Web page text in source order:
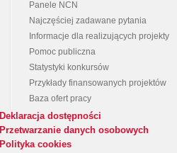
Panele NCN
Najczęściej zadawane pytania
Informacje dla realizujących projekty
Pomoc publiczna
Statystyki konkursów
Przykłady finansowanych projektów
Baza ofert pracy
Deklaracja dostępności
Przetwarzanie danych osobowych
Polityka cookies